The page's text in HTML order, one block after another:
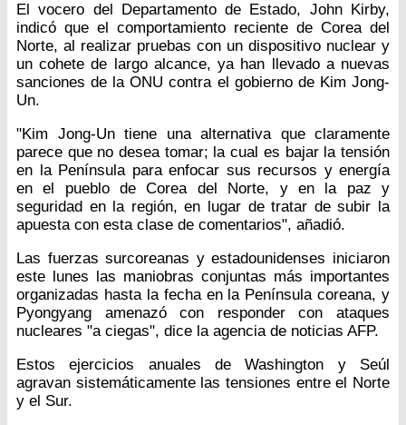
El vocero del Departamento de Estado, John Kirby,
indicó que el comportamiento reciente de Corea del
Norte, al realizar pruebas con un dispositivo nuclear y
un cohete de largo alcance, ya han llevado a nuevas
sanciones de la ONU contra el gobierno de Kim Jong-
Un.
"Kim Jong-Un tiene una alternativa que claramente
parece que no desea tomar; la cual es bajar la tensión
en la Península para enfocar sus recursos y energía
en el pueblo de Corea del Norte, y en la paz y
seguridad en la región, en lugar de tratar de subir la
apuesta con esta clase de comentarios", añadió.
Las fuerzas surcoreanas y estadounidenses iniciaron
este lunes las maniobras conjuntas más importantes
organizadas hasta la fecha en la Península coreana, y
Pyongyang amenazó con responder con ataques
nucleares "a ciegas", dice la agencia de noticias AFP.
Estos ejercicios anuales de Washington y Seúl
agravan sistemáticamente las tensiones entre el Norte
y el Sur.